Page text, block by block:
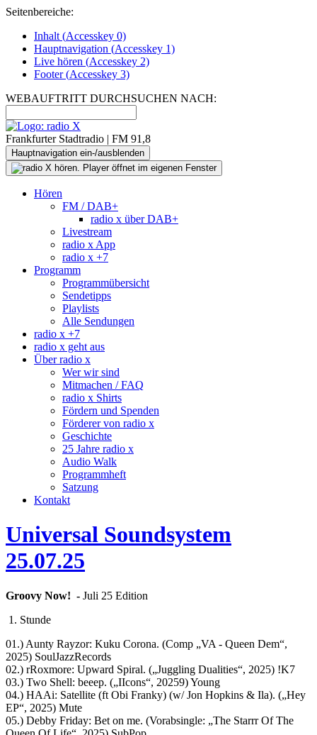
Seitenbereiche:
Inhalt (Accesskey 0)
Hauptnavigation (Accesskey 1)
Live hören (Accesskey 2)
Footer(Accesskey 3)
WEBAUFTRITT DURCHSUCHEN NACH:
Frankfurter Stadtradio | FM 91,8
Hauptnavigation ein-/ausblenden
Hören
FM / DAB+
radio x über DAB+
Livestream
radio x App
radio x +7
Programm
Programmübersicht
Sendetipps
Playlists
Alle Sendungen
radio x +7
radio x geht aus
Über radio x
Wer wir sind
Mitmachen / FAQ
radio x Shirts
Fördern und Spenden
Förderer von radio x
Geschichte
25 Jahre radio x
Audio Walk
Programmheft
Satzung
Kontakt
Universal Soundsystem
25.07.25
Groovy Now! - Juli 25 Edition
1. Stunde
01.) Aunty Rayzor: Kuku Corona. (Comp „VA - Queen Dem“,
2025) SoulJazzRecords
02.) rRoxmore: Upward Spiral. („Juggling Dualities“, 2025) !K7
03.) Two Shell: beeep. („IIcons“, 20259) Young
04.) HAAi: Satellite (ft Obi Franky) (w/ Jon Hopkins & Ila). („Hey
EP“, 2025) Mute
05.) Debby Friday: Bet on me. (Vorabsingle: „The Starrr Of The